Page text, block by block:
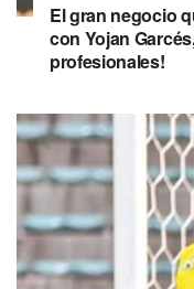
El gran negocio
con Yojan
profesionales!